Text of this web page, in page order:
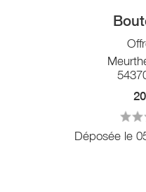
Déposée le